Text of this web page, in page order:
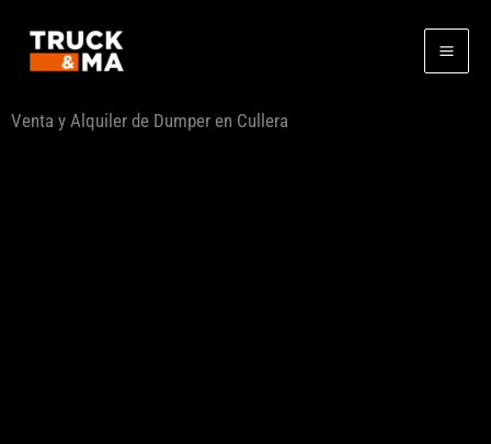
contenido
Venta y Alquiler de Dumper en Cullera